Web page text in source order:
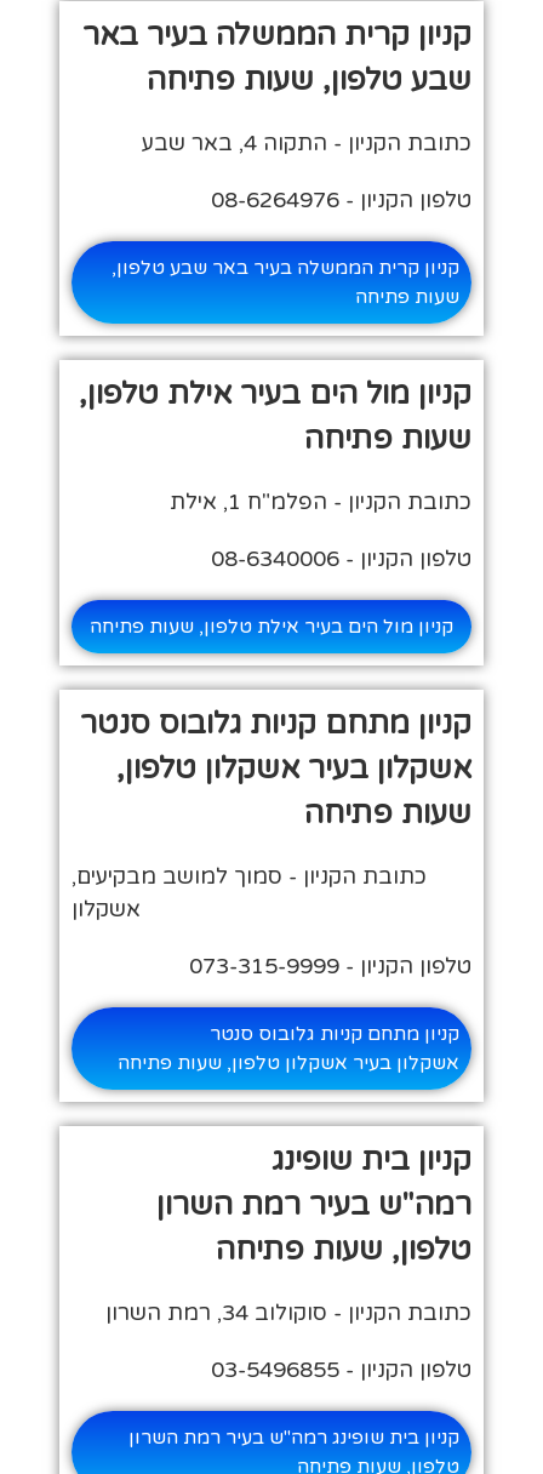
קניון קרית הממשלה בעיר באר
שבע טלפון, שעות פתיחה
כתובת הקניון - התקוה 4, באר שבע
טלפון הקניון - 08-6264976
קניון קרית הממשלה בעיר באר שבע טלפון,
שעות פתיחה
קניון מול הים בעיר אילת טלפון,
שעות פתיחה
כתובת הקניון - הפלמ"ח 1, אילת
טלפון הקניון - 08-6340006
קניון מול הים בעיר אילת טלפון, שעות פתיחה
קניון מתחם קניות גלובוס סנטר
אשקלון בעיר אשקלון טלפון,
שעות פתיחה
כתובת הקניון - סמוך למושב מבקיעים,
אשקלון
טלפון הקניון - 073-315-9999
קניון מתחם קניות גלובוס סנטר
אשקלון בעיר אשקלון טלפון, שעות פתיחה
קניון בית שופינג
רמה"ש בעיר רמת השרון
טלפון, שעות פתיחה
כתובת הקניון - סוקולוב 34, רמת השרון
טלפון הקניון - 03-5496855
קניון בית שופינג רמה"ש בעיר רמת השרון
טלפון, שעות פתיחה